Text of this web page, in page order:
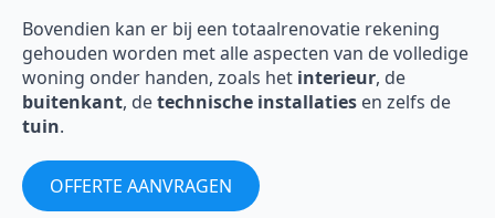
Bovendien kan er bij een totaalrenovatie rekening
gehouden worden met alle aspecten van de volledige
woning onder handen, zoals het interieur, de
buitenkant, detechnische installaties en zelfs de
tuin.
OFFERTE AANVRAGEN